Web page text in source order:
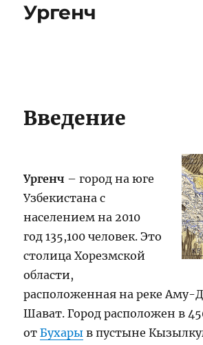
Ургенч
Введение
Ургенч – город на юге
Узбекистана с
населением на 2010
год 135,100 человек. Это
столица Хорезмской
области,
расположенная на реке Аму-
Шават. Город расположен в
отБухары в пустыне